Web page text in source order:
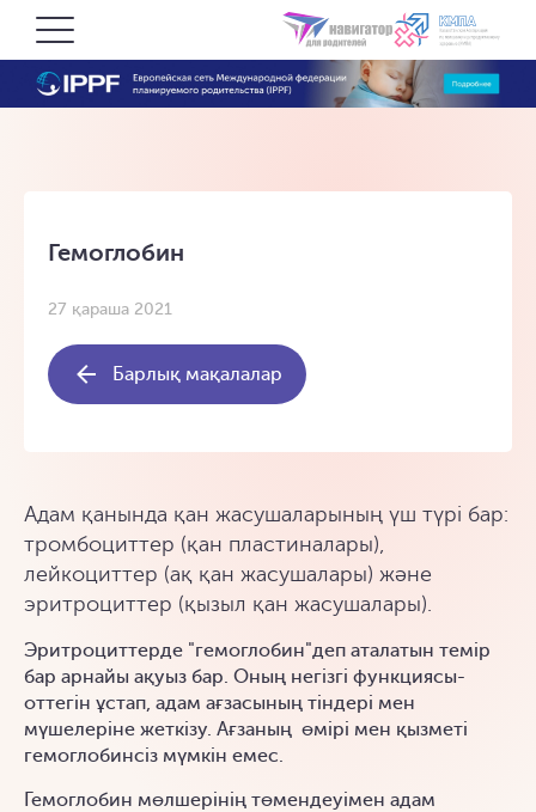
Гемоглобин
27 қараша 2021
Барлық мақалалар
Адам қанында қан жасушаларының үш түрі бар:
тромбоциттер (қан пластиналары),
лейкоциттер (ақ қан жасушалары) және
эритроциттер (қызыл қан жасушалары).
Эритроциттерде "гемоглобин"деп аталатын темір
бар арнайы ақуыз бар. Оның негізгі функциясы-
оттегін ұстап, адам ағзасының тіндері мен
мүшелеріне жеткізу. Ағзаның өмірі мен қызметі
гемоглобинсіз мүмкін емес.
Гемоглобин мөлшерінің төмендеуімен адам